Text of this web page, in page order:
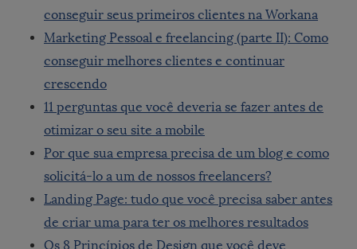
conseguir seus primeiros clientes na Workana
Marketing Pessoal e freelancing (parte II): Como
conseguir melhores clientes e continuar
crescendo
11 perguntas que você deveria se fazer antes de
otimizar o seu site a mobile
Por que sua empresa precisa de um blog e como
solicitá-lo a um de nossos freelancers?
Landing Page: tudo que você precisa saber antes
de criar uma para ter os melhores resultados
Os 8 Princípios de Design que você deve